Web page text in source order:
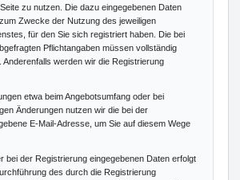
zu nutzen. Die dazu eingegebenen Daten
Zwecke der Nutzung des jeweiligen
für den Sie sich registriert haben. Die bei
Pflichtangaben müssen vollständig
Anderenfalls werden wir die Registrierung
etwa beim Angebotsumfang oder bei
Änderungen nutzen wir die bei der
E-Mail-Adresse, um Sie auf diesem Wege
bei der Registrierung eingegebenen Daten erfolgt
des durch die Registrierung